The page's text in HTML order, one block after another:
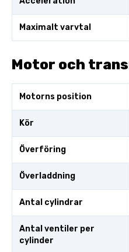
Maximalt varvtal
Motor och
Motorns position
Kör
Överföring
Överladdning
Antal cylindrar
Antal ventiler per
cylinder